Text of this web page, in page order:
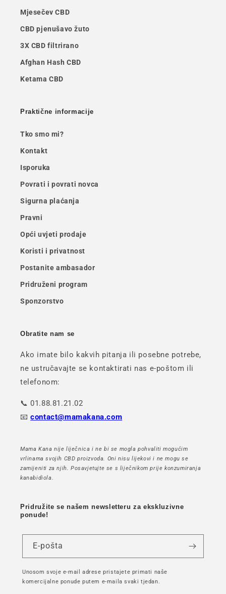
Mjesečev CBD
CBD pjenušavo žuto
3X CBD filtrirano
Afghan Hash CBD
Ketama CBD
Praktične informacije
Tko smo mi?
Kontakt
Isporuka
Povrati i povrati novca
Sigurna plaćanja
Pravni
Opći uvjeti prodaje
Koristi i privatnost
Postanite ambasador
Pridruženi program
Sponzorstvo
Obratite nam se
Ako imate bilo kakvih pitanja ili posebne potrebe,
ne ustručavajte se kontaktirati nas e-poštom ili
telefonom:
📞 01.88.81.21.02
📧contact@mamakana.com
Mama Kana nije liječnica i ne bi se mogla pohvaliti mogućim
vrlinama svojih CBD proizvoda. Oni nisu lijekovi i ne mogu se
zamijeniti za njih. Posavjetujte se s liječnikom prije konzumiranja
kanabidiola.
Pridružite se našem newsletteru za ekskluzivne
ponude!
E-pošta
Unosom svoje e-mail adrese pristajete primati naše
komercijalne ponude putem e-maila svaki tjedan.